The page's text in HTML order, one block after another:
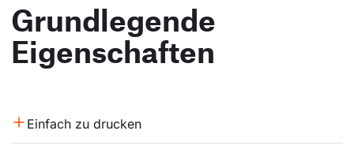
Grundlegende
Eigenschaften
Einfach zu drucken